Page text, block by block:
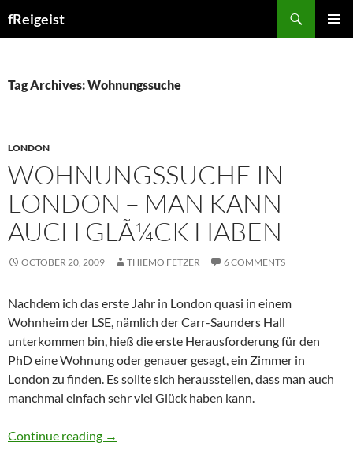
fReigeist
Tag Archives: Wohnungssuche
LONDON
WOHNUNGSSUCHE IN
LONDON – MAN KANN
AUCH GLÃ¼CK HABEN
OCTOBER 20, 2009 THIEMO FETZER 6 COMMENTS
Nachdem ich das erste Jahr in London quasi in einem
Wohnheim der LSE, nämlich der Carr-Saunders Hall
unterkommen bin, hieß die erste Herausforderung für den
PhD eine Wohnung oder genauer gesagt, ein Zimmer in
London zu finden. Es sollte sich herausstellen, dass man auch
manchmal einfach sehr viel Glück haben kann.
Continue reading Wohnungssuche in London – Man kann auch
→